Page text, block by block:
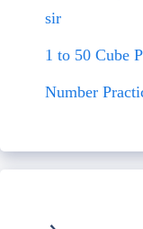
sir
1 to 50 Cube
Number